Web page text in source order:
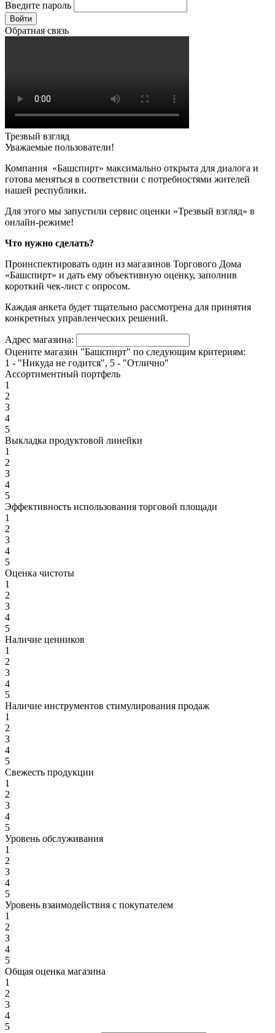
Введите пароль
Войти
Обратная связь
Трезвый взгляд
Уважаемые пользователи!
Компания «Башспирт» максимально открыта для диалога и
готова меняться в соответствии с потребностями жителей
нашей республики.
Для этого мы запустили сервис оценки «Трезвый взгляд» в
онлайн-режиме!
Что нужно сделать?
Проинспектировать один из магазинов Торгового Дома
«Башспирт» и дать ему объективную оценку, заполнив
короткий чек-лист с опросом.
Каждая анкета будет тщательно рассмотрена для принятия
конкретных управленческих решений.
Адрес магазина:
Оцените магазин "Башспирт" по следующим критериям:
1 - "Никуда не годится", 5 - "Отлично"
Ассортиментный портфель
1
2
3
4
5
Выкладка продуктовой линейки
1
2
3
4
5
Эффективность использования торговой площади
1
2
3
4
5
Оценка чистоты
1
2
3
4
5
Наличие ценников
1
2
3
4
5
Наличие инструментов стимулирования продаж
1
2
3
4
5
Свежесть продукции
1
2
3
4
5
Уровень обслуживания
1
2
3
4
5
Уровень взаимодействия с покупателем
1
2
3
4
5
Общая оценка магазина
1
2
3
4
5